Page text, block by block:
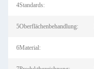
4Standards:
5Oberflächenbehandlung:
6Material: